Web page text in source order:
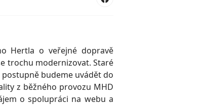
Hertla o veřejné dopravě
trochu modernizovat. Staré
budeme uvádět do
z běžného provozu MHD
o spolupráci na webu a